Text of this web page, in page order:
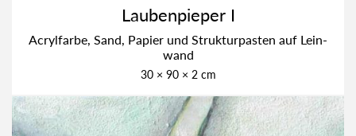
Lau­ben­pie­per I
Acryl­far­be, Sand, Papier und Struk­tur­pas­ten auf Lein­
wand
30 × 90 × 2 cm